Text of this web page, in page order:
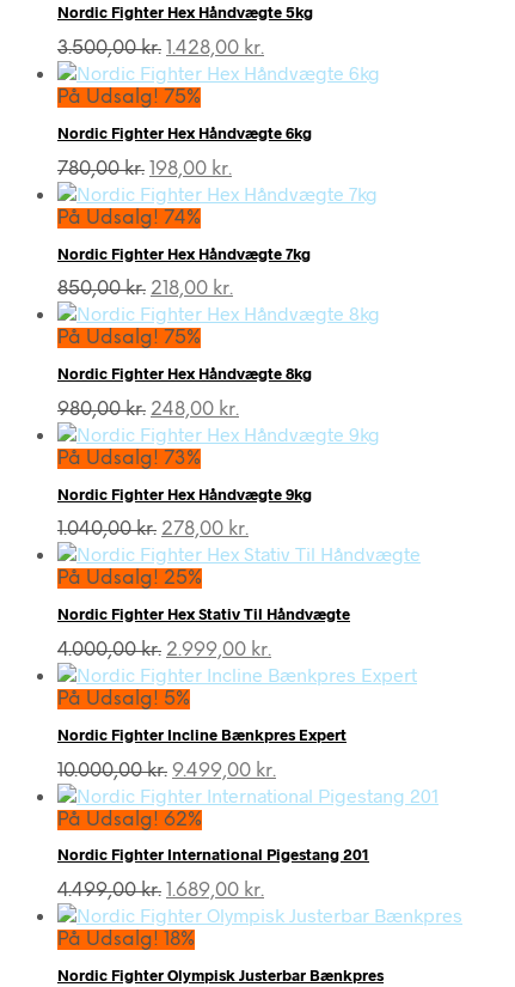
3.750,00 kr..1.498,00 kr..
Nordic Fighter Hex Håndvægte 5kg
3.500,00kr. Den
oprindelige
pris
3.500,00 kr..
1.428,00 kr.
aktuelle
1.428,00 kr..
På Udsalg! 75%
Nordic Fighter Hex Håndvægte 6kg
780,00kr. Den
oprindelige
pris
780,00 kr..
198,00 kr.
aktuelle
198,00 kr..
På Udsalg! 74%
Nordic Fighter Hex Håndvægte 7kg
850,00kr. Den
oprindelige
pris
850,00 kr..
218,00 kr.
aktuelle
218,00 kr..
På Udsalg! 75%
Nordic Fighter Hex Håndvægte 8kg
980,00kr. Den
oprindelige
pris
980,00 kr..
248,00 kr.
aktuelle
248,00 kr..
På Udsalg! 73%
Nordic Fighter Hex Håndvægte 9kg
1.040,00kr. Den
oprindelige
pris
1.040,00 kr..
278,00 kr.
aktuelle
278,00 kr..
På Udsalg! 25%
Nordic Fighter Hex Stativ Til Håndvægte
4.000,00kr. Den
oprindelige
pris
4.000,00 kr..
2.999,00 kr.
aktuelle
2.999,00 kr..
På Udsalg! 5%
Nordic Fighter Incline Bænkpres Expert
10.000,00kr. Den
oprindelige
pris
10.000,00 kr..
9.499,00 kr.
aktuelle
9.499,00 kr..
På Udsalg! 62%
Nordic Fighter International Pigestang 201
4.499,00kr. Den
oprindelige
pris
4.499,00 kr..
1.689,00 kr.
aktuelle
1.689,00 kr..
På Udsalg! 18%
Nordic Fighter Olympisk Justerbar Bænkpres